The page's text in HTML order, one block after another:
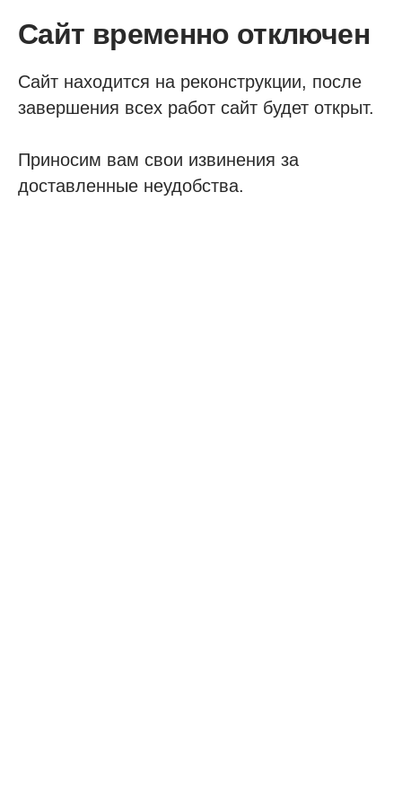
Сайт временно отключен
Сайт находится на реконструкции, после
завершения всех работ сайт будет открыт.
Приносим вам свои извинения за
доставленные неудобства.